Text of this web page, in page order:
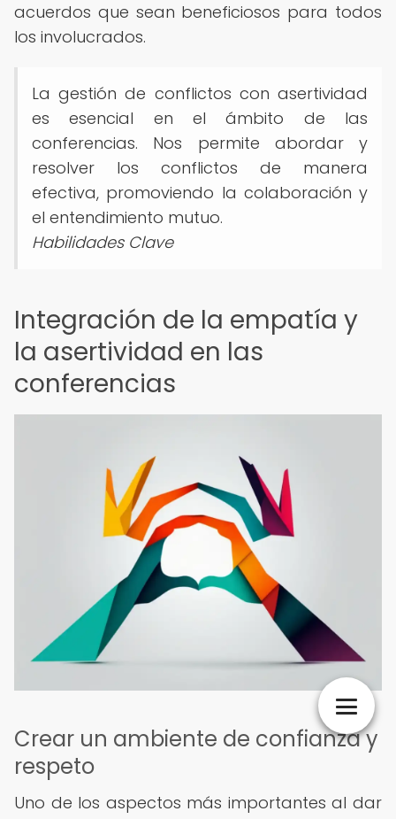
acuerdos que sean beneficiosos para todos
los involucrados.
La gestión de conflictos con asertividad
es esencial en el ámbito de las
conferencias. Nos permite abordar y
resolver los conflictos de manera
efectiva, promoviendo la colaboración y
el entendimiento mutuo.
Habilidades Clave
Integración de la empatía y
la asertividad en las
conferencias
Crear un ambiente de confianza y
respeto
Uno de los aspectos más importantes al dar